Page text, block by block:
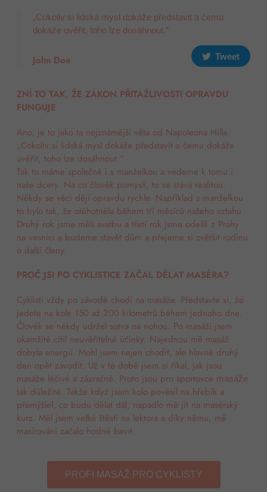
„Cokoliv si lidská mysl dokáže představit a čemu
dokáže uvěřit, toho lze dosáhnout.“
John Doe Tweet
ZNÍ TO TAK, ŽE ZÁKON PŘITAŽLIVOSTI OPRAVDU
FUNGUJE
Ano, je to jako ta nejznámější věta od Napoleona Hilla.
„Cokoliv si lidská mysl dokáže představit a čemu dokáže
uvěřit, toho lze dosáhnout.“
Tak to máme společně i s manželkou a vedeme k tomu i
naše dcery. Na co člověk pomyslí, to se stává realitou.
Někdy se věci dějí opravdu rychle. Například s manželkou
to bylo tak, že otěhotněla během tří měsíců našeho vztahu.
Druhý rok jsme měli svatbu a třetí rok jsme odešli z Prahy
na vesnici a budeme stavět dům a přejeme si zvětšit rodinu
o další členy.
PROČ JSI PO CYKLISTICE ZAČAL DĚLAT MASÉRA?
Cyklisti vždy po závodě chodí na masáže. Představte si, že
jedete na kole 150 až 200 kilometrů během jednoho dne.
Člověk se někdy udržel sotva na nohou. Po masáži jsem
okamžitě cítil neuvěřitelné účinky. Najednou mě masáž
dobyla energií. Mohl jsem nejen chodit, ale hlavně druhý
den opět závodit. Už v té době jsem si říkal, jak jsou
masáže léčivé a zázračné. Proto jsou pro sportovce masáže
tak důležité. Takže když jsem kolo pověsil na hřebík a
přemýšlel, co budu dělat dál, napadlo mě jít na masérský
kurz. Měl jsem velké štěstí na lektora a díky němu, mě
masírování začalo hodně bavit.
PROFI MASÁŽ PRO CYKLISTY